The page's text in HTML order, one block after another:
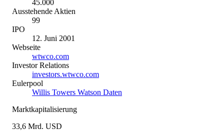
45.000
Ausstehende Aktien
99
IPO
12. Juni 2001
Webseite
wtwco.com
Investor Relations
investors.wtwco.com
Eulerpool
Willis Towers Watson Daten
Marktkapitalisierung
33,6 Mrd. USD